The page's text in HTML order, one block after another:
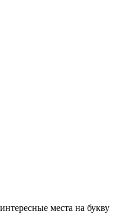
места на букву